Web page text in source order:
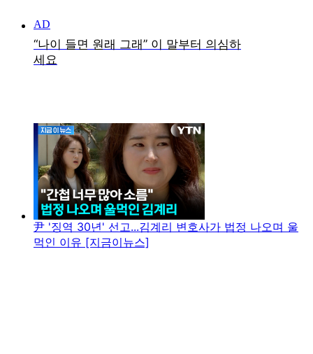
尹 '징역 30년' 선고...김계리 변호사가 법정 나오며 울
먹인 이유 [지금이뉴스]